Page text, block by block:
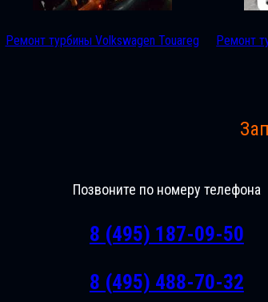
Ремонт турбины Volkswagen Touareg Ремонт
Позвоните по номеру телефона
8 (495) 187-09-50
8 (495) 488-70-32